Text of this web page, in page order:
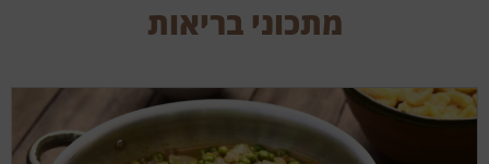
מתכוני בריאות